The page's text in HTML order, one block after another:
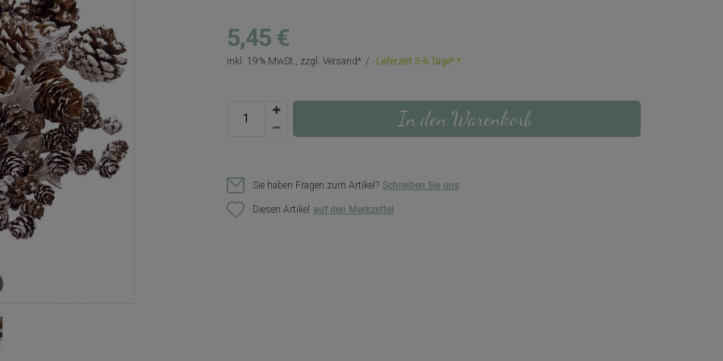
5,45 €
inkl. 19% MwSt., zzgl. Versand Lieferzeit 5-6 Tage*
In den Warenkorb
Sie haben Fragen zum Artikel? Schreiben Sie uns
Diesen Artikel